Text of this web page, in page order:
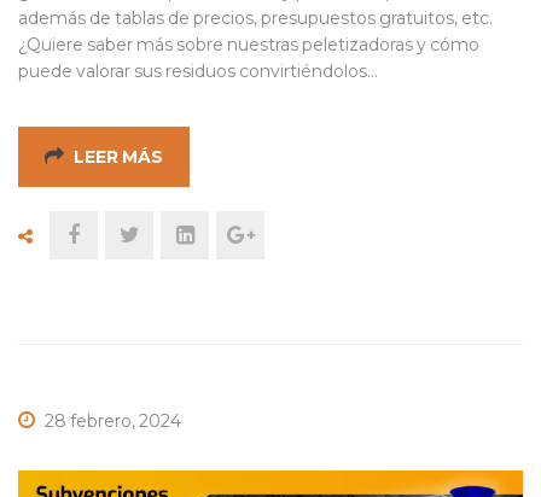
además de tablas de precios, presupuestos gratuitos, etc.
¿Quiere saber más sobre nuestras peletizadoras y cómo
puede valorar sus residuos convirtiéndolos…
LEER MÁS
28 febrero, 2024